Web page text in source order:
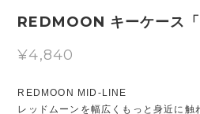
REDMOON キーケース
¥4,840
REDMOON MID-LINE
レッドムーンを幅広くもっと身近に触